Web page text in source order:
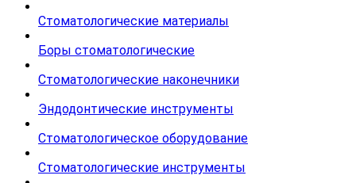
Стоматологические материалы
Боры стоматологические
Стоматологические наконечники
Эндодонтические инструменты
Стоматологическое оборудование
Стоматологические инструменты